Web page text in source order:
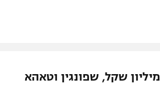
תקציב ק"ש יעמוד על כ-30 מיליון שקל, שפונגין וטאהא